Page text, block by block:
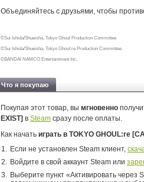
Объединяйтесь с друзьями, чтобы
©Sui Ishida/Shueisha, Tokyo Ghoul Production Committee
©Sui Ishida/Shueisha, Tokyo Ghoul:re Production Committee
©BANDAI NAMCO Entertainment Inc.
Что я покупаю
Покупая этот товар, вы мгновенно
EXIST] в Steam сразу после оплаты.
Как начать играть в TOKYO GHOUL:re
Если не установлен Steam клиент,
Войдите в свой аккаунт Steam или
Выберите пункт «Активировать через